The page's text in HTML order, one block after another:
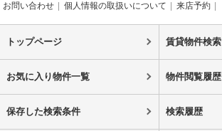
お問い合わせ
個人情報の取扱いについて 来店予約
トップページ 賃貸物件検索
お気に入り物件一覧 物件閲覧履歴
保存した検索条件 検索履歴